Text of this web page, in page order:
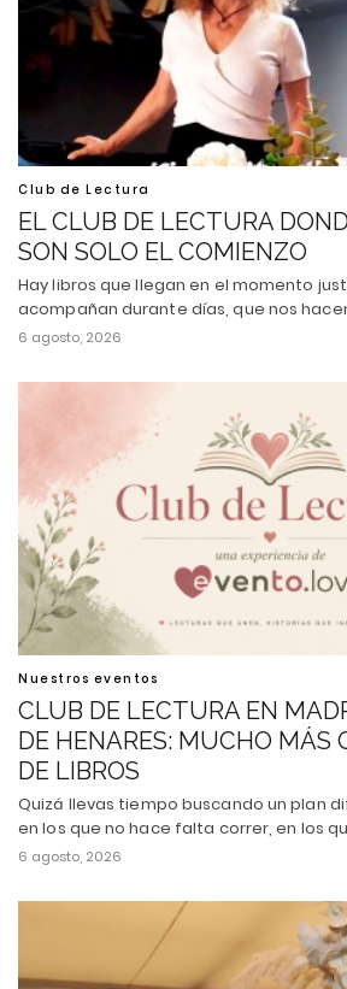
Club de Lectura
EL CLUB DE LECTURA
SON SOLO EL COMIENZO
Hay libros que llegan en el momento
acompañan durante días, que nos
6 agosto, 2026
Nuestros eventos
CLUB DE LECTURA EN
DE HENARES: MUCHO MÁS
DE LIBROS
Quizá llevas tiempo buscando un plan
en los que no hace falta correr, en los
6 agosto, 2026